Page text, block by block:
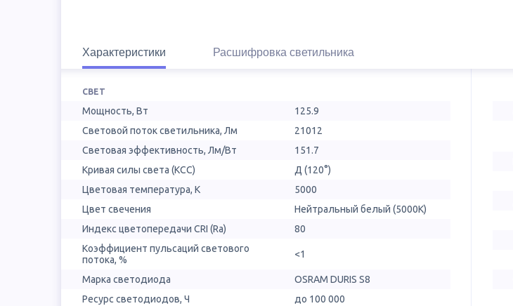
Характеристики Расшифровка светильника
СВЕТ
Мощность, Вт
125.9
Световой поток светильника, Лм
21012
Световая эффективность, Лм/Вт
151.7
Кривая силы света (КСС)
Д (120°)
Цветовая температура, К
5000
Цвет свечения
Нейтральный белый (5000К)
Индекс цветопередачи CRI (Ra)
80
Коэффициент пульсаций светового
потока, %
<1
Марка светодиода
OSRAM DURIS S8
Ресурс светодиодов, Ч
до 100 000